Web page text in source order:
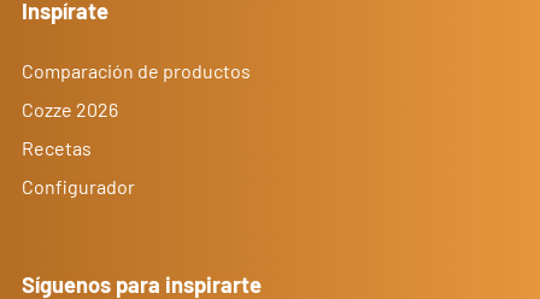
Inspírate
Comparación de productos
Cozze 2026
Recetas
Configurador
Síguenos para inspirarte